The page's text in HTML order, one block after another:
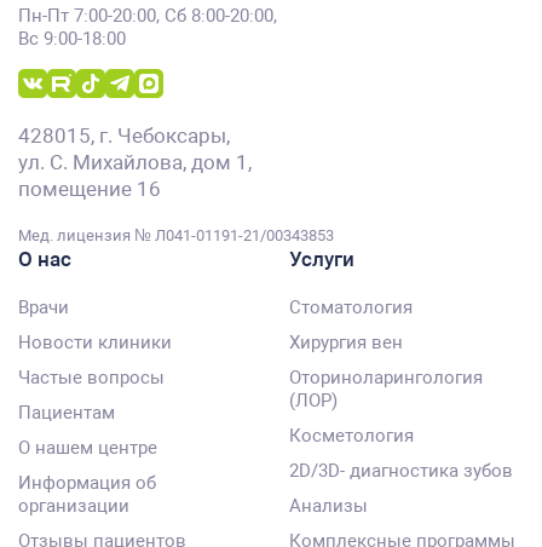
Пн-Пт 7:00-20:00, Сб 8:00-20:00,
Вс 9:00-18:00
428015, г. Чебоксары,
ул. С. Михайлова, дом 1,
помещение 16
Мед. лицензия № Л041-01191-21/00343853
О нас
Врачи
Новости клиники
Частые вопросы
Пациентам
О нашем центре
Информация об
организации
Отзывы пациентов
Услуги
Стоматология
Хирургия вен
Оториноларингология
(ЛОР)
Косметология
2D/3D- диагностика зубов
Анализы
Комплексные программы